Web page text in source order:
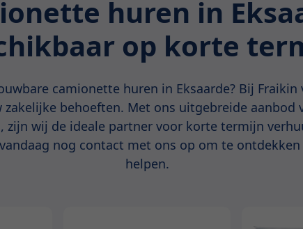
huren in
op korte
camionette huren in Eksaarde? Bij
behoeften. Met ons uitgebreide aanbod
zijn wij de ideale partner voor korte termijn
nog contact met ons op om te
helpen.